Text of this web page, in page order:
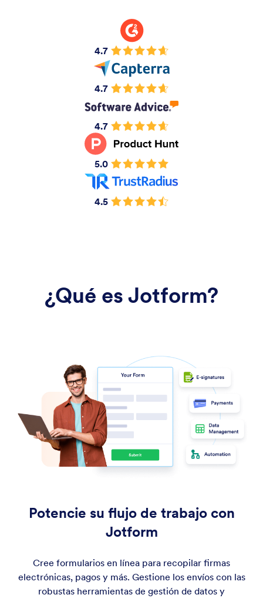
4.7
4.7
4.7
5.0
4.5
¿Qué es Jotform?
Potencie su flujo de trabajo con
Jotform
Cree formularios en línea para recopilar firmas
electrónicas, pagos y más. Gestione los envíos con las
robustas herramientas de gestión de datos y